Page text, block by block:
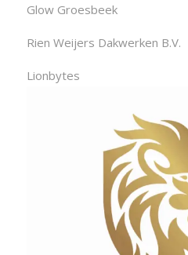
Glow Groesbeek
Rien Weijers Dakwerken B.V.
Lionbytes